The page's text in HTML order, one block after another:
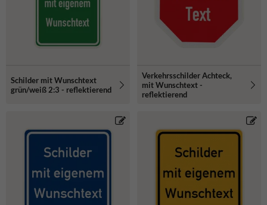
Schilder mit Wunschtext
grün/weiß 2:3 - reflektierend
Verkehrsschilder Achteck,
mit Wunschtext -
reflektierend